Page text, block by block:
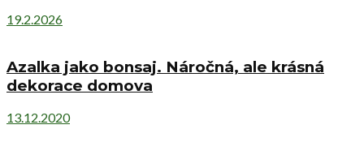
19.2.2026
Azalka jako bonsaj. Náročná, ale krásná
dekorace domova
13.12.2020